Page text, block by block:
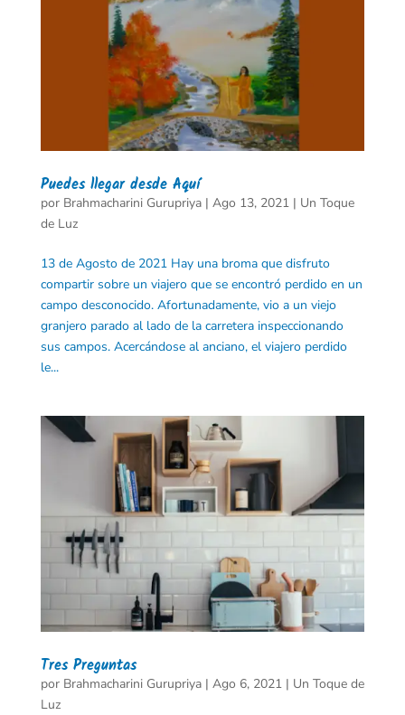
Puedes llegar desde Aquí
por Brahmacharini Gurupriya| Ago 13, 2021| Un Toque
de Luz
13 de Agosto de 2021 Hay una broma que disfruto
compartir sobre un viajero que se encontró perdido en un
campo desconocido. Afortunadamente, vio a un viejo
granjero parado al lado de la carretera inspeccionando
sus campos. Acercándose al anciano, el viajero perdido
le...
Tres Preguntas
por Brahmacharini Gurupriya| Ago 6, 2021| Un Toque de
Luz